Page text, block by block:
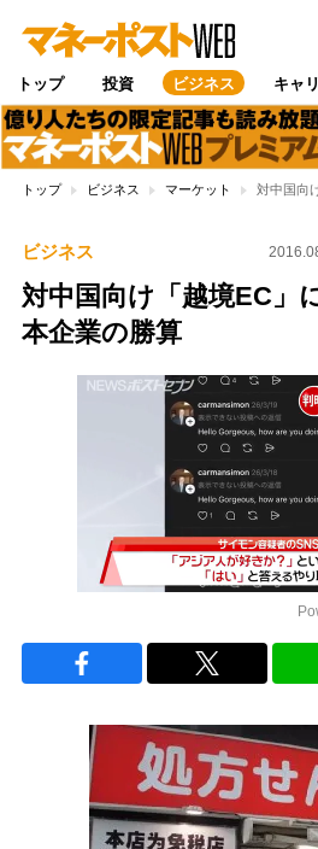
トップ 投資 ビジネス キャ
トップ ビジネス マーケット 対中国向
ビジネス
対中国向け「越境EC」
本企業の勝算